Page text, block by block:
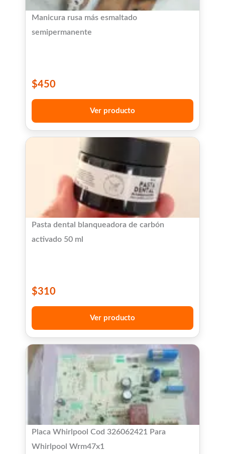
Manicura rusa más esmaltado
semipermanente
$450
Ver producto
Pasta dental blanqueadora de carbón
activado 50 ml
$310
Ver producto
Placa Whirlpool Cod 326062421 Para
Whirlpool Wrm47x1